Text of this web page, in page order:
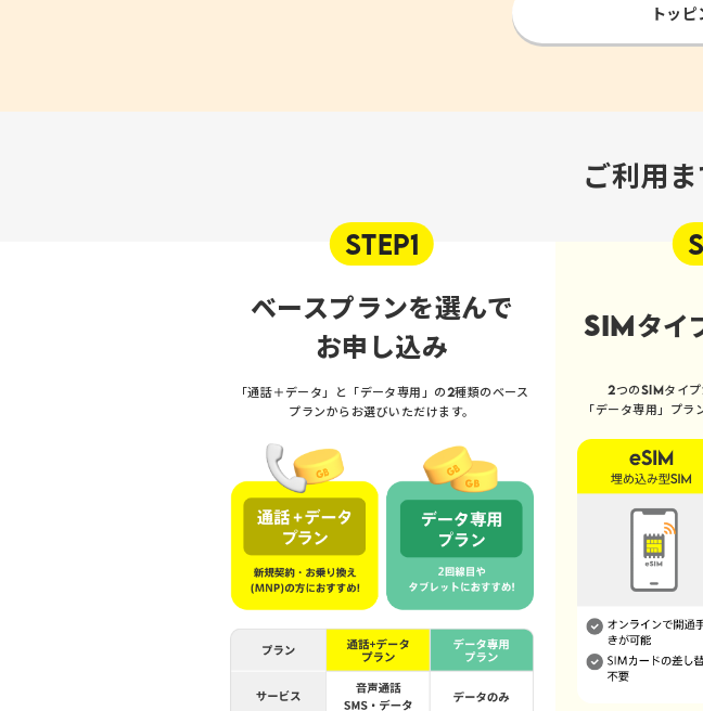
トッ
ご利用
STEP1
ベースプランを選んで
お申し込み
「通話＋データ」と「データ専用」の2種類のベース
プランからお選びいただけます。
SIMタイ
2つのSIMタイプ
「データ専用」プラ